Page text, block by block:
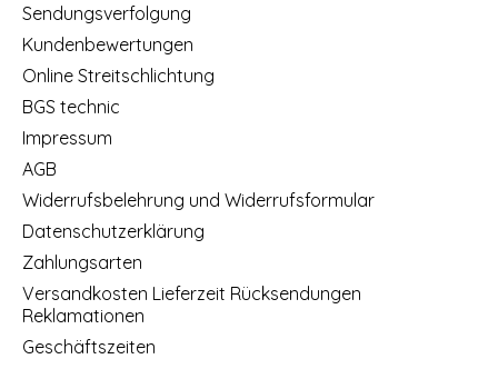
Sendungsverfolgung
Kundenbewertungen
Online Streitschlichtung
BGS technic
Impressum
AGB
Widerrufsbelehrung und Widerrufsformular
Datenschutzerklärung
Zahlungsarten
Versandkosten Lieferzeit Rücksendungen
Reklamationen
Geschäftszeiten